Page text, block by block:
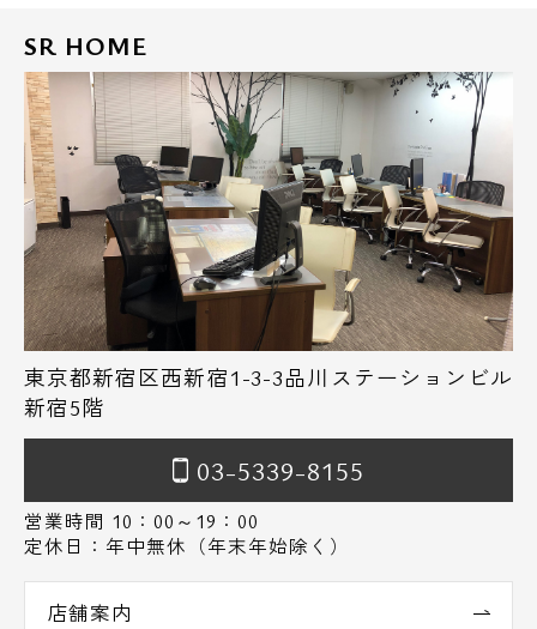
SR HOME
東京都新宿区西新宿1-3-3品川ステーションビル
新宿5階
03-5339-8155
営業時間 10：00～19：00
定休日：年中無休（年末年始除く）
店舗案内